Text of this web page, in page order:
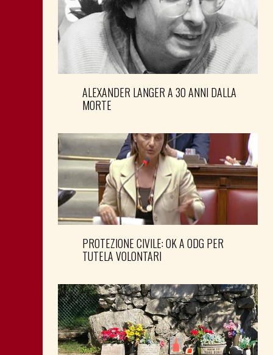
ALEXANDER LANGER A 30 ANNI DALLA
MORTE
PROTEZIONE CIVILE: OK A ODG PER
TUTELA VOLONTARI